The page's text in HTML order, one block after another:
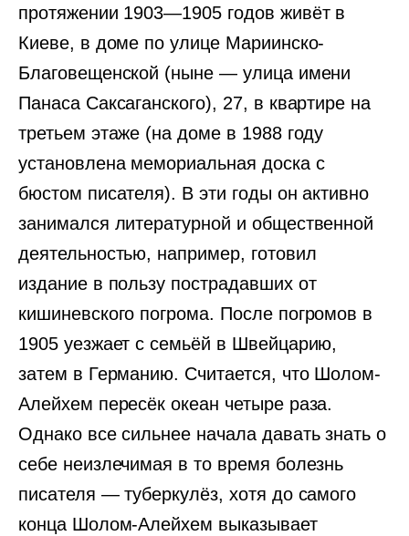
протяжении 1903—1905 годов живёт в
Киеве, в доме по улице Мариинско-
Благовещенской (ныне — улица имени
Панаса Саксаганского), 27, в квартире на
третьем этаже (на доме в 1988 году
установлена мемориальная доска с
бюстом писателя). В эти годы он активно
занимался литературной и общественной
деятельностью, например, готовил
издание в пользу пострадавших от
кишиневского погрома. После погромов в
1905 уезжает с семьёй в Швейцарию,
затем в Германию. Считается, что Шолом-
Алейхем пересёк океан четыре раза.
Однако все сильнее начала давать знать о
себе неизлечимая в то время болезнь
писателя — туберкулёз, хотя до самого
конца Шолом-Алейхем выказывает